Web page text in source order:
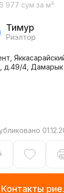
977 сум за м²
Тимур
Риэлтор
д.49/4, Дамарык
Контакты